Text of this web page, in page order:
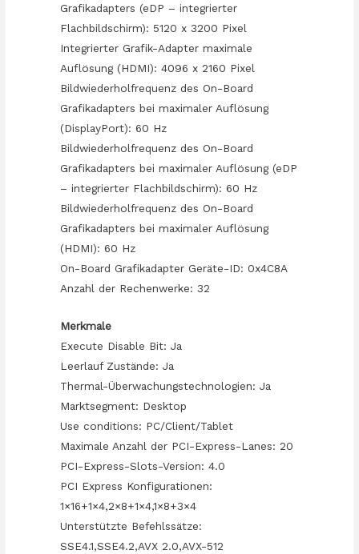
Grafikadapters (eDP – integrierter
Flachbildschirm): 5120 x 3200 Pixel
Integrierter Grafik-Adapter maximale
Auflösung (HDMI): 4096 x 2160 Pixel
Bildwiederholfrequenz des On-Board
Grafikadapters bei maximaler Auflösung
(DisplayPort): 60 Hz
Bildwiederholfrequenz des On-Board
Grafikadapters bei maximaler Auflösung (eDP
– integrierter Flachbildschirm): 60 Hz
Bildwiederholfrequenz des On-Board
Grafikadapters bei maximaler Auflösung
(HDMI): 60 Hz
On-Board Grafikadapter Geräte-ID: 0x4C8A
Anzahl der Rechenwerke: 32
Merkmale
Execute Disable Bit: Ja
Leerlauf Zustände: Ja
Thermal-Überwachungstechnologien: Ja
Marktsegment: Desktop
Use conditions: PC/Client/Tablet
Maximale Anzahl der PCI-Express-Lanes: 20
PCI-Express-Slots-Version: 4.0
PCI Express Konfigurationen:
1×16+1×4,2×8+1×4,1×8+3×4
Unterstützte Befehlssätze:
SSE4.1,SSE4.2,AVX 2.0,AVX-512